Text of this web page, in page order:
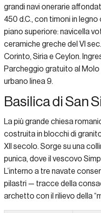
grandi navi onerarie
450 d.C., con timoni in
piano superiore: navicella
ceramiche greche del VI
Corinto, Siria e Ceylon.
Parcheggio gratuito al Molo
urbano linea 9.
Basilica di San
La più grande chiesa
costruita in blocchi di granito
XII secolo. Sorge su una
punica, dove il vescovo
L’interno a tre navate
pilastri — tracce della
archetto con il rilievo della